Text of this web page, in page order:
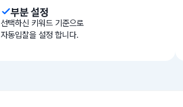
부분 설정
선택하신 키워드 기준으로
자동입찰을 설정 합니다.